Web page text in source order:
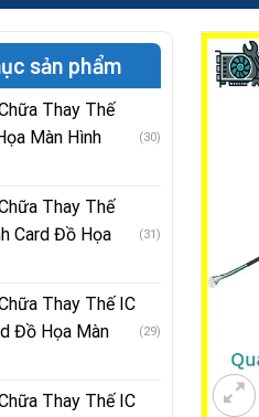
sản phẩm
Thay Thế
Màn Hình
(30)
Thay Thế
Card Đồ Họa
(31)
Thay Thế IC
Đồ Họa Màn
(29)
Thay Thế IC